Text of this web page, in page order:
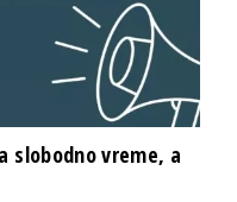
slobodno vreme, a